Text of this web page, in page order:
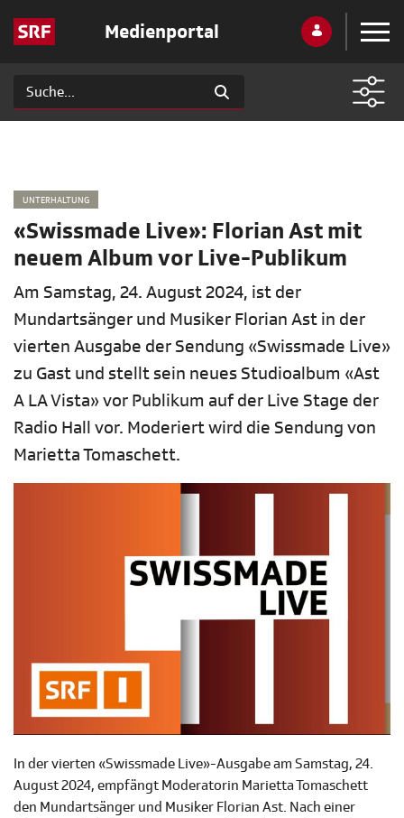
Medienportal
UNTERHALTUNG
«Swissmade Live»: Florian Ast mit
neuem Album vor Live-Publikum
Am Samstag, 24. August 2024, ist der
Mundartsänger und Musiker Florian Ast in der
vierten Ausgabe der Sendung «Swissmade Live»
zu Gast und stellt sein neues Studioalbum «Ast
A LA Vista» vor Publikum auf der Live Stage der
Radio Hall vor. Moderiert wird die Sendung von
Marietta Tomaschett.
In der vierten «Swissmade Live»-Ausgabe am Samstag, 24.
August 2024, empfängt Moderatorin Marietta Tomaschett
den Mundartsänger und Musiker Florian Ast. Nach einer